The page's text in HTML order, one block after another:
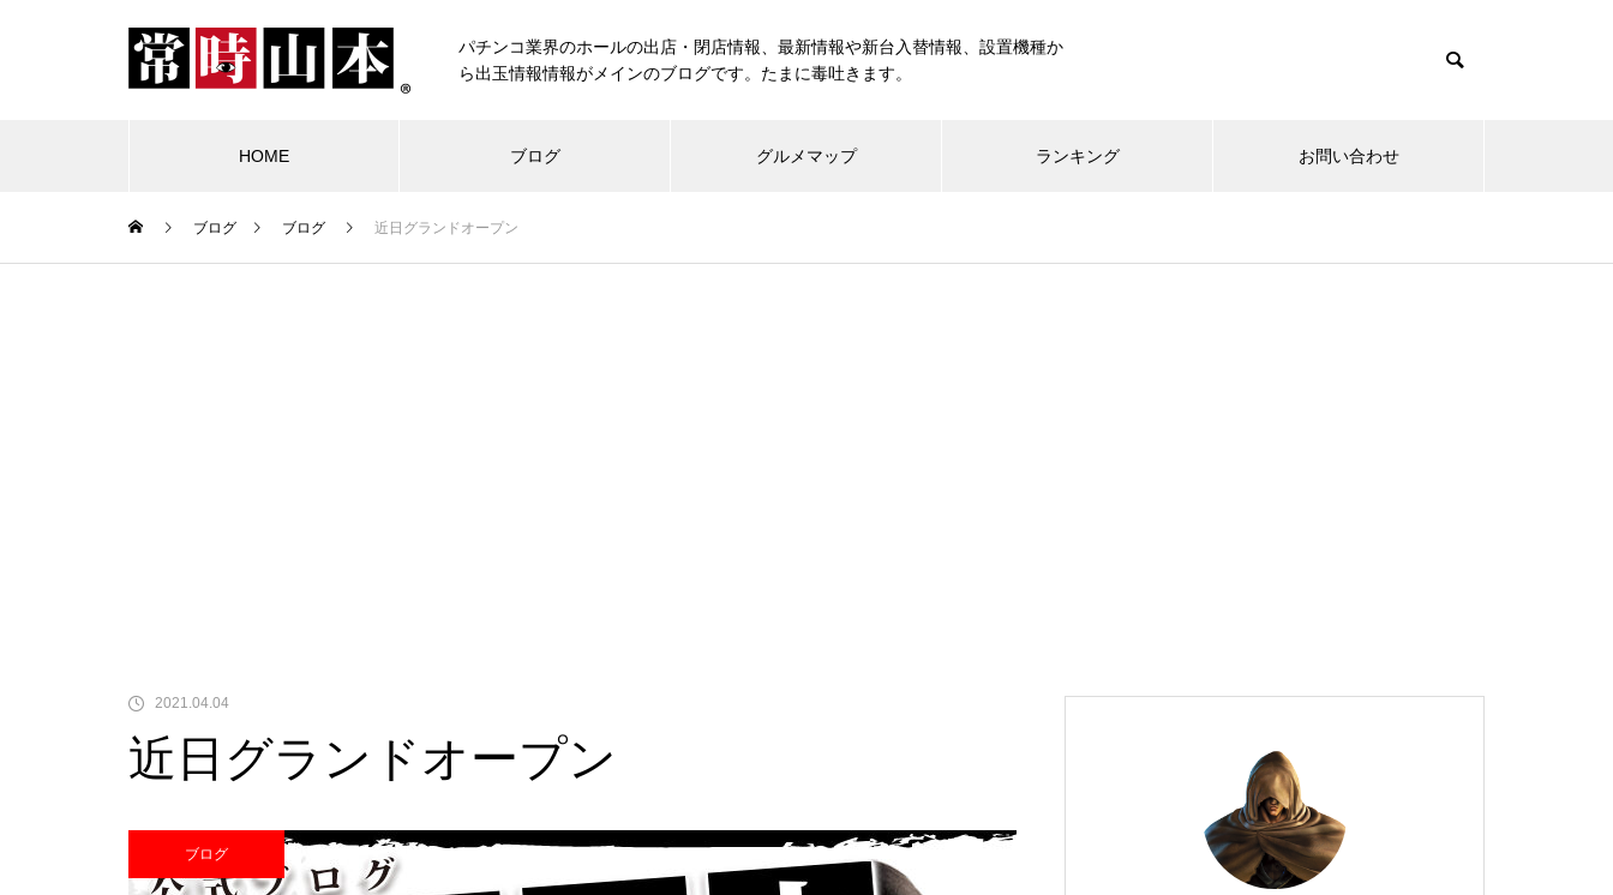
パチンコ業界のホールの出店・閉店情報、最新情報や新台入替情報、設置機種か
ら出玉情報情報がメインのブログです。たまに毒吐きます。
HOME ブログ グルメマップ ランキング お問い合わせ
ブログ 常時山本 物件視察
S新鬼武者
ブログ ブログ 近日グランドオープン
2021.04.04
近日グランドオープン
ブログ